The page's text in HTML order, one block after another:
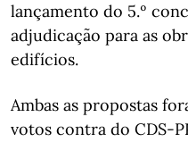
lançamento do 5.º
adjudicação para as
edifícios.
Ambas as propostas
votos contra do CDS-